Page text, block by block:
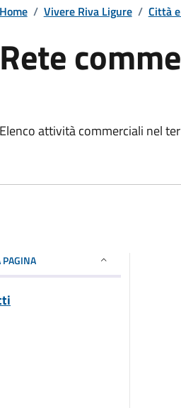
Home / Vivere Riva Ligure / Città
Rete
Elenco attività commerciali nel
PAGINA